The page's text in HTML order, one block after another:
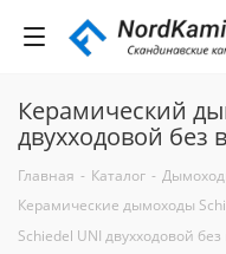
Керамический
двухходовой без
Главная - Каталог -
Керамические дымоходы
Schiedel UNI двухходовой